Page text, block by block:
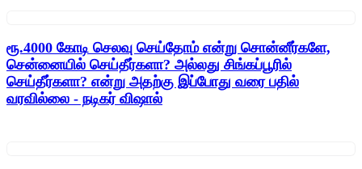
ரூ.4000 கோடி செலவு செய்தோம் என்று சொன்னீர்களே,
சென்னையில் செய்தீர்களா? அல்லது சிங்கப்பூரில்
செய்தீர்களா? என்று அதற்கு இப்போது வரை பதில்
வரவில்லை - நடிகர் விஷால்